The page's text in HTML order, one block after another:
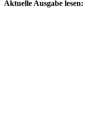
Aktuelle Ausgabe lesen: